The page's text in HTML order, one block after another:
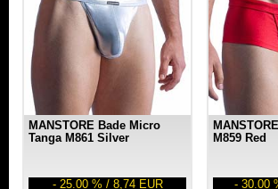
MANSTORE Bade Micro
Tanga M861 Silver
- 25.00 % / 8,74 EUR
M859 Red
- 30.00